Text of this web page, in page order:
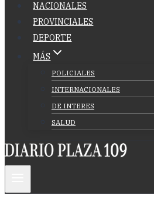
NACIONALES
PROVINCIALES
DEPORTE
MÁS
POLICIALES
INTERNACIONALES
DE INTERES
SALUD